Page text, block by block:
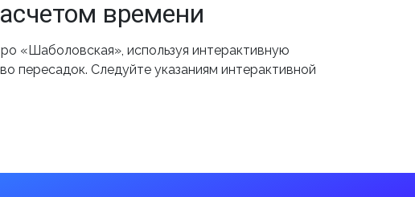
времени
«Шаболовская», используя интерактивную
пересадок. Следуйте указаниям интерактивной